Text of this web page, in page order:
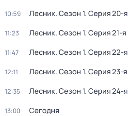
10:59 Лесник. Сезон 1. Серия 20-я
11:23 Лесник. Сезон 1. Серия 21-я
11:47 Лесник. Сезон 1. Серия 22-я
12:11 Лесник. Сезон 1. Серия 23-я
12:35 Лесник. Сезон 1. Серия 24-я
13:00 Сегодня